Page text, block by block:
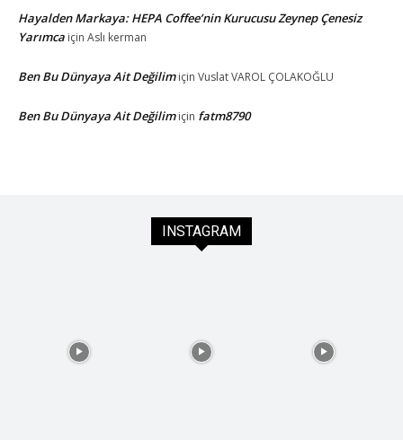
Hayalden Markaya: HEPA Coffee’nin Kurucusu Zeynep Çenesiz
Yarımca için Aslı kerman
Ben Bu Dünyaya Ait Değilimiçin Vuslat VAROL ÇOLAKOĞLU
Ben Bu Dünyaya Ait Değilimiçin fatm8790
INSTAGRAM